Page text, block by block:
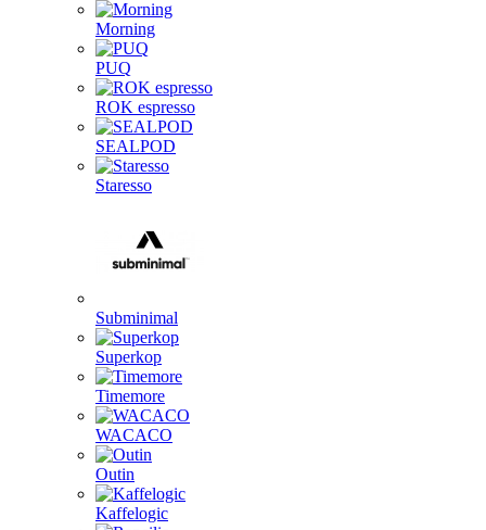
Morning
PUQ
ROK espresso
SEALPOD
Staresso
Subminimal
Superkop
Timemore
WACACO
Outin
Kaffelogic